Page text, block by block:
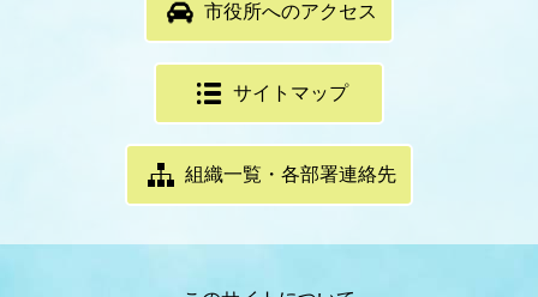
市役所へのアクセス
サイトマップ
組織一覧・各部署連絡先